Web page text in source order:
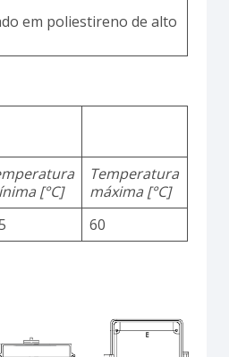
em poliestireno de alto
[°C]
Temperatura
máxima [°C]
60